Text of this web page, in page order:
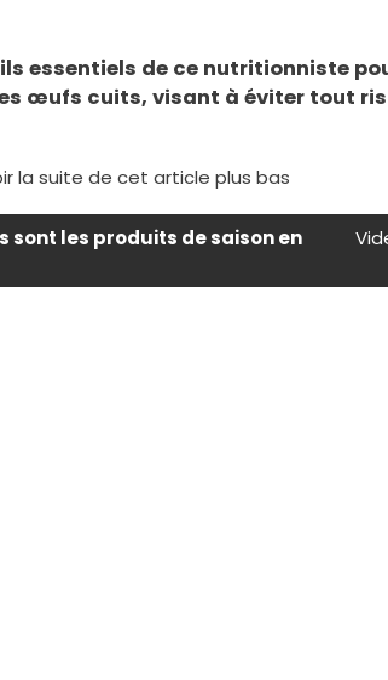
essentiels de ce nutritionniste
œufs cuits, visant à éviter tout
la suite de cet article plus bas
sont les produits de saison en